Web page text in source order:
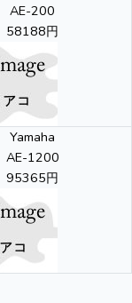
AE-200
58188円
Yamaha
AE-1200
95365円